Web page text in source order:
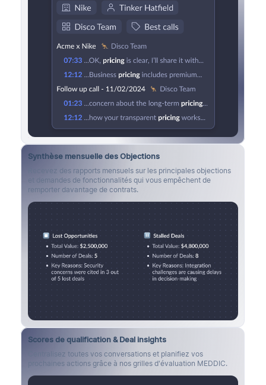
Synthèse mensuelle des Objections
Recevez des rapports mensuels sur les principales objections
et demandes de fonctionnalités qui vous empêchent de
remporter davantage de contrats.
Scores de qualification & Deal insights
Centralisez toutes vos conversations et planifiez vos
prochaines actions grâce à nos grilles d'évaluation MEDDIC.